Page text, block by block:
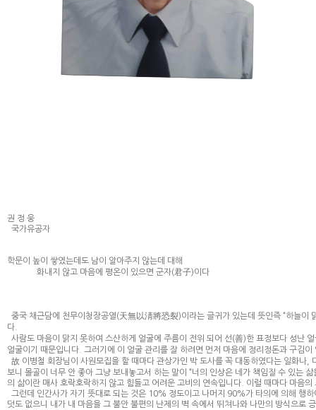
권 정 웅
국가유공자
학문이 높이 쌓였는데도 남이 알아주지 않는데 대해
화내지 않고 마음에 평온이 있으면 군자(君子)이다
중국 채근담에 천무이청장공열(天無以淸將恐裂)이라는 글귀가 있는데 뜻인즉 “하늘이
다.
사람도 마음이 맑지 못하여 스산하게 얼굴에 주름이 전위 되어 선(善)한 표정보다 성난
얼굴이기 때문입니다. 그러기에 이 얼굴 관리를 잘 하려면 먼저 마음에 정리정돈과 구김
故 이병철 회장님이 사원모집을 할 때마다 관상가인 박 도사를 꼭 대동하였다는 일화나,
보니 몰골이 너무 안 좋아 그냥 보내놓고서 하는 말이 “너의 인상은 네가 책임질 수 있는
의 삶이란 매사 호락호락하지 않고 힘들고 어려운 고비의 연속입니다. 이럴 때마다 마음
그런데 인간사가 자기 뜻대로 되는 것은 10% 정도이고 나머지 90%가 타의에 의해 행
덧도 없으니 내가 내 마음을 그 불안 불편의 난제의 벽 속에서 뛰쳐나와 나만의 방식으로